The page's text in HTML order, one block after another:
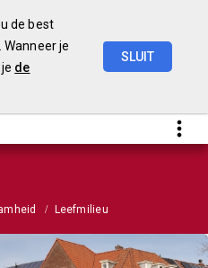
de best
je
de
SLUIT
Leefmilieu